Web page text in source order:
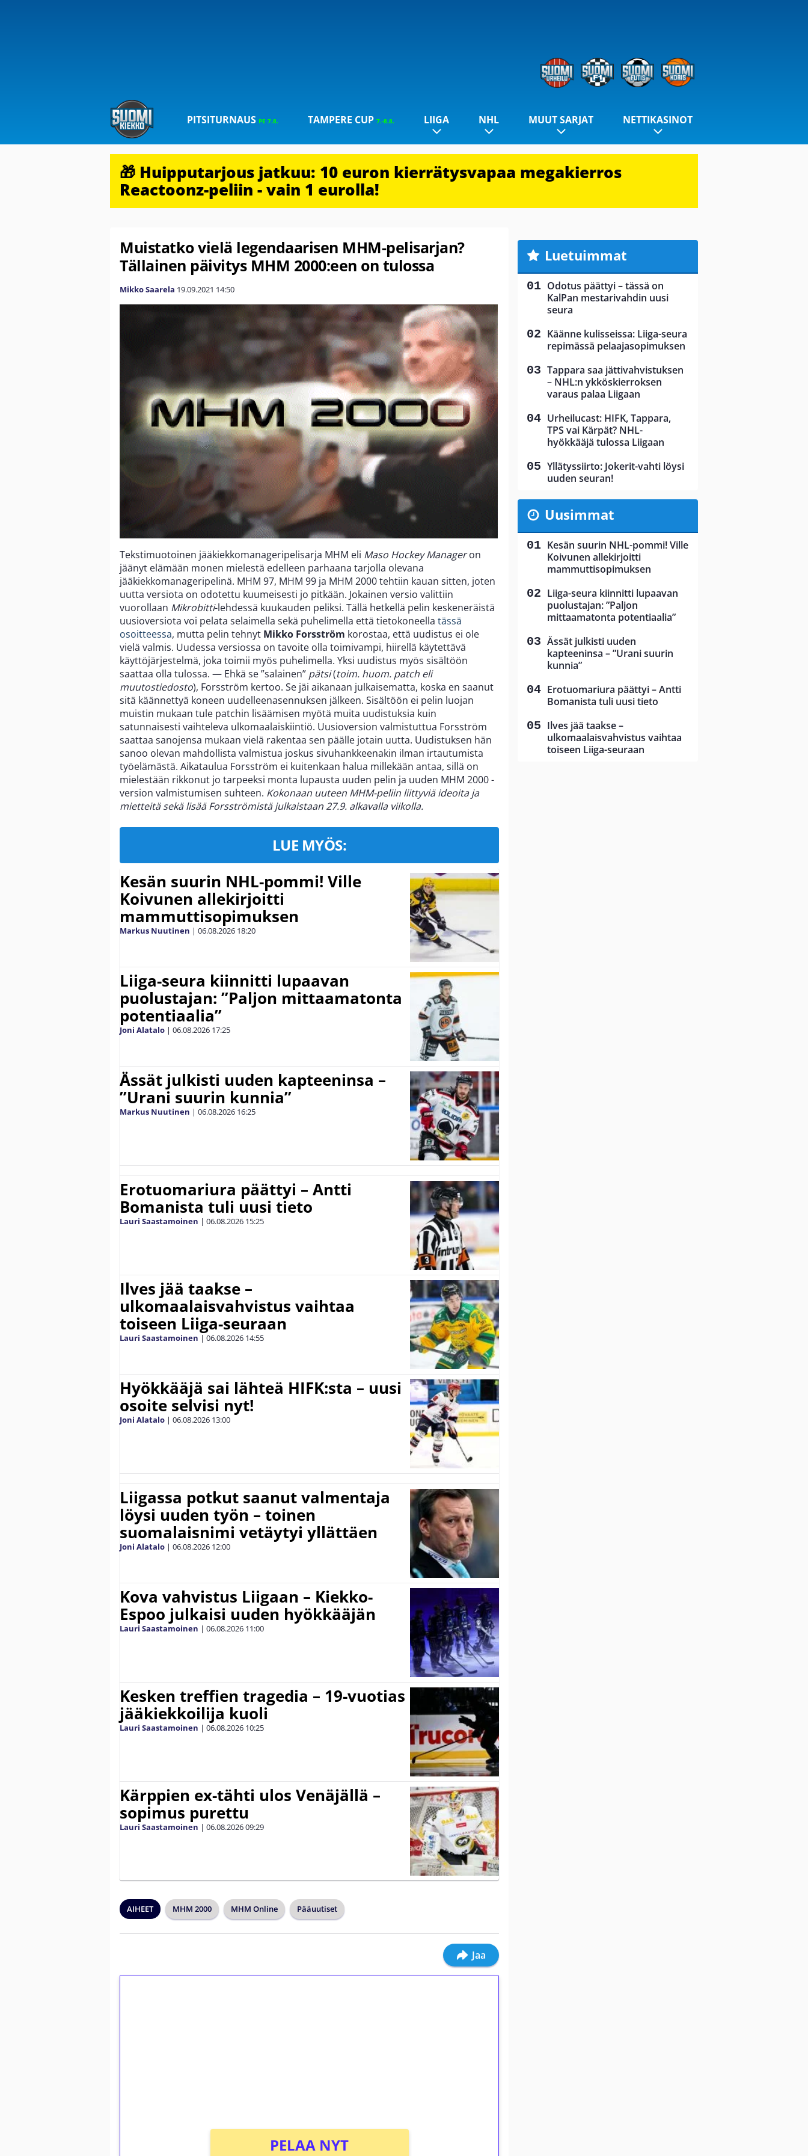
PITSITURNAUS PE 7.8. TAMPERE CUP 7.-8.8. LIIGA NHL MUUT SARJAT NETTIKASINOT
🎁 Huipputarjous jatkuu: 10 euron kierrätysvapaa megakierros
Reactoonz-peliin - vain 1 eurolla!
Muistatko vielä legendaarisen MHM-pelisarjan?
Tällainen päivitys MHM 2000:een on tulossa
Mikko Saarela 19.09.2021 14:50
Tekstimuotoinen jääkiekkomanageripelisarja MHM eli Maso Hockey Manageron
jäänyt elämään monen mielestä edelleen parhaana tarjolla olevana
jääkiekkomanageripelinä. MHM 97, MHM 99 ja MHM 2000 tehtiin kauan sitten, joten
uutta versiota on odotettu kuumeisesti jo pitkään. Jokainen versio valittiin
vuorollaan Mikrobitti-lehdessä kuukauden peliksi. Tällä hetkellä pelin keskeneräistä
uusioversiota voi pelata selaimella sekä puhelimella että tietokoneella tässä
osoitteessa, mutta pelin tehnyt Mikko Forsström korostaa, että uudistus ei ole
vielä valmis. Uudessa versiossa on tavoite olla toimivampi, hiirellä käytettävä
käyttöjärjestelmä, joka toimii myös puhelimella. Yksi uudistus myös sisältöön
saattaa olla tulossa. — Ehkä se ”salainen” pätsi(toim. huom. patch eli
muutostiedosto), Forsström kertoo. Se jäi aikanaan julkaisematta, koska en saanut
sitä käännettyä koneen uudelleenasennuksen jälkeen. Sisältöön ei pelin luojan
muistin mukaan tule patchin lisäämisen myötä muita uudistuksia kuin
satunnaisesti vaihteleva ulkomaalaiskiintiö. Uusioversion valmistuttua Forsström
saattaa sanojensa mukaan vielä rakentaa sen päälle jotain uutta. Uudistuksen hän
sanoo olevan mahdollista valmistua joskus sivuhankkeenakin ilman irtautumista
työelämästä. Aikataulua Forsström ei kuitenkaan halua millekään antaa, sillä on
mielestään rikkonut jo tarpeeksi monta lupausta uuden pelin ja uuden MHM 2000 -
version valmistumisen suhteen. Kokonaan uuteen MHM-peliin liittyviä ideoita ja
mietteitä sekä lisää Forsströmistä julkaistaan 27.9. alkavalla viikolla.
LUE MYÖS:
Kesän suurin NHL-pommi! Ville
Koivunen allekirjoitti
mammuttisopimuksen
Markus Nuutinen | 06.08.2026 18:20
Liiga-seura kiinnitti lupaavan
puolustajan: ”Paljon mittaamatonta
potentiaalia”
Joni Alatalo | 06.08.2026 17:25
Ässät julkisti uuden kapteeninsa –
”Urani suurin kunnia”
Markus Nuutinen | 06.08.2026 16:25
Erotuomariura päättyi – Antti
Bomanista tuli uusi tieto
Lauri Saastamoinen | 06.08.2026 15:25
Ilves jää taakse –
ulkomaalaisvahvistus vaihtaa
toiseen Liiga-seuraan
Lauri Saastamoinen | 06.08.2026 14:55
Hyökkääjä sai lähteä HIFK:sta – uusi
osoite selvisi nyt!
Joni Alatalo | 06.08.2026 13:00
Liigassa potkut saanut valmentaja
löysi uuden työn – toinen
suomalaisnimi vetäytyi yllättäen
Joni Alatalo | 06.08.2026 12:00
Kova vahvistus Liigaan – Kiekko-
Espoo julkaisi uuden hyökkääjän
Lauri Saastamoinen | 06.08.2026 11:00
Kesken treffien tragedia – 19-vuotias
jääkiekkoilija kuoli
Lauri Saastamoinen | 06.08.2026 10:25
Kärppien ex-tähti ulos Venäjällä –
sopimus purettu
Lauri Saastamoinen | 06.08.202609:29
AIHEET MHM 2000 MHM Online Pääuutiset
Jaa
PELAA NYT
Luetuimmat
Odotus päättyi – tässä on
KalPan mestarivahdin uusi
seura
Käänne kulisseissa: Liiga-seura
repimässä pelaajasopimuksen
Tappara saa jättivahvistuksen
– NHL:n ykköskierroksen
varaus palaa Liigaan
Urheilucast: HIFK, Tappara,
TPS vai Kärpät? NHL-
hyökkääjä tulossa Liigaan
Yllätyssiirto: Jokerit-vahti löysi
uuden seuran!
Uusimmat
Kesän suurin NHL-pommi! Ville
Koivunen allekirjoitti
mammuttisopimuksen
Liiga-seura kiinnitti lupaavan
puolustajan: ”Paljon
mittaamatonta potentiaalia”
Ässät julkisti uuden
kapteeninsa – ”Urani suurin
kunnia”
Erotuomariura päättyi – Antti
Bomanista tuli uusi tieto
Ilves jää taakse –
ulkomaalaisvahvistus vaihtaa
toiseen Liiga-seuraan